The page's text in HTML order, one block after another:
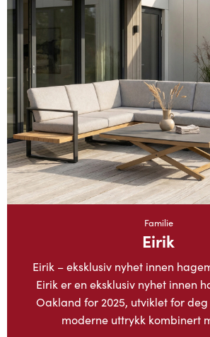
Familie
Eirik
Eirik – eksklusiv nyhet innen
Eirik er en eksklusiv nyhet innen
Oakland for 2025, utviklet for deg
moderne uttrykk kombinert